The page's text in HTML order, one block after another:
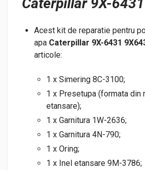
Acest kit de reparatie pentru
apa Caterpillar 9X-6431
articole:
1 x Simering 8C-3100;
1 x Presetupa (formata din
etansare);
1 x Garnitura 1W-2636;
1 x Garnitura 4N-790;
1 x Oring;
1 x Inel etansare 9M-3786;